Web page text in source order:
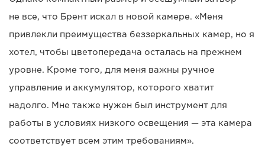
не все, что Брент искал в новой камере. «Меня
привлекли преимущества беззеркальных камер, но я
хотел, чтобы цветопередача осталась на прежнем
уровне. Кроме того, для меня важны ручное
управление и аккумулятор, которого хватит
надолго. Мне также нужен был инструмент для
работы в условиях низкого освещения — эта камера
соответствует всем этим требованиям».